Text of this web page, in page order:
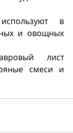
в
и овощных
лист
смеси и